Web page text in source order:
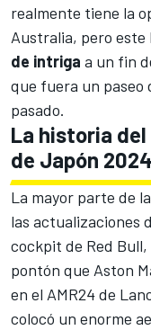
realmente tiene la
Australia, pero este
de intriga a un fin
que fuera un paseo
pasado.
La historia del
de Japón
La mayor parte de
las actualizaciones
cockpit de Red Bull
pontón que Aston
en el AMR24 de
colocó un enorme